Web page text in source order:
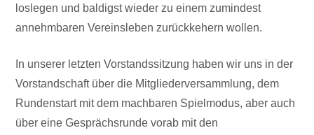
loslegen und baldigst wieder zu einem zumindest
annehmbaren Vereinsleben zurückkehern wollen.
In unserer letzten Vorstandssitzung haben wir uns in der
Vorstandschaft über die Mitgliederversammlung, dem
Rundenstart mit dem machbaren Spielmodus, aber auch
über eine Gesprächsrunde vorab mit den